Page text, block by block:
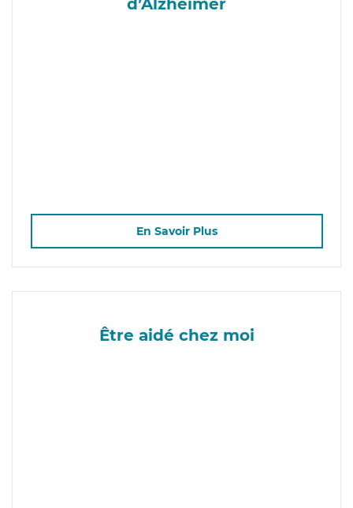
d’Alzheimer
En Savoir Plus
Être aidé chez moi